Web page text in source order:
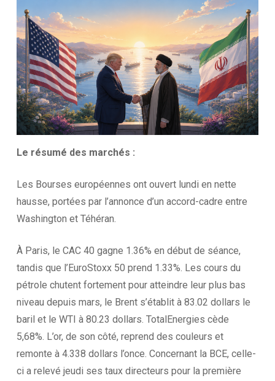
Le résumé des marchés :
Les Bourses européennes ont ouvert lundi en nette
hausse, portées par l’annonce d’un accord-cadre entre
Washington et Téhéran.
À Paris, le CAC 40 gagne 1.36% en début de séance,
tandis que l’EuroStoxx 50 prend 1.33%. Les cours du
pétrole chutent fortement pour atteindre leur plus bas
niveau depuis mars, le Brent s’établit à 83.02 dollars le
baril et le WTI à 80.23 dollars. TotalEnergies cède
5,68%. L’or, de son côté, reprend des couleurs et
remonte à 4.338 dollars l’once. Concernant la BCE, celle-
ci a relevé jeudi ses taux directeurs pour la première